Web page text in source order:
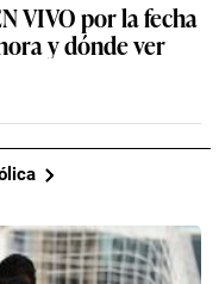
VIVO por la fecha
y dónde ver